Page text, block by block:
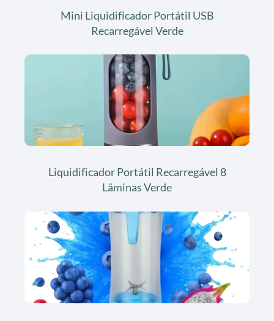
Mini Liquidificador Portátil USB
Recarregável Verde
Liquidificador Portátil Recarregável 8
Lâminas Verde